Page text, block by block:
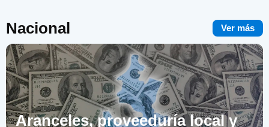
Nacional Ver más
Aranceles, proveeduría local y